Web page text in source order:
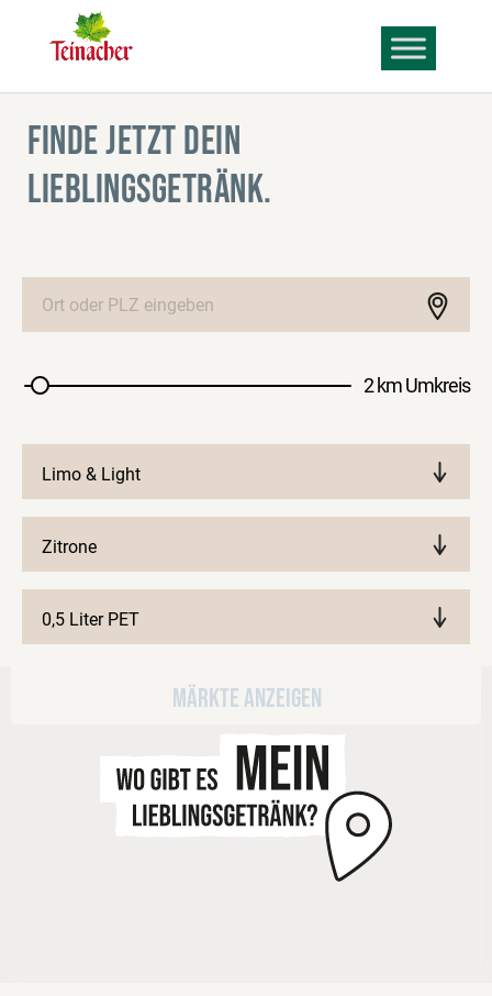
FINDE JETZT DEIN
LIEBLINGSGETRÄNK.
2 km Umkreis
Limo & Light
Zitrone
0,5 Liter PET
Märkte anzeigen